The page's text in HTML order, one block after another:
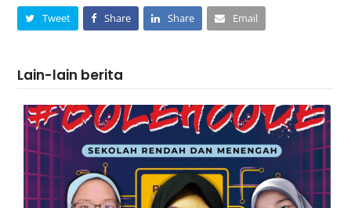
Tweet Share Share Email
Lain-lain berita